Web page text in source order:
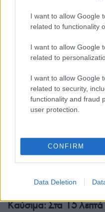
I want to allow Google
related to functionality
I want to allow Google
related to
I want to allow Google
related to security,
functionality and fraud
user protection.
CONFIRM
Data Deletion
e-ΕΦΚΑ: Εκτός
ηλεκτρονικές
γνωρίζουν οι οφειλέτες
28/07/2026 - 8:36πμ
ΟΙΚΟΝΟΜΙΑ
Καύσιμα: Στα 15